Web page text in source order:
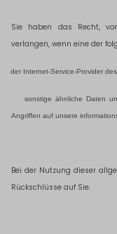
Sie haben das Recht,
verlangen, wenn eine der
der Internet-Service-Provider
sonstige ähnliche Daten
Angriffen auf unsere
Bei der Nutzung dieser
Rückschlüsse auf Sie.